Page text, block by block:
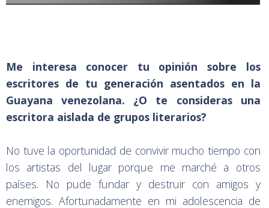
Me interesa conocer tu opinión sobre los
escritores de tu generación asentados en la
Guayana venezolana. ¿O te consideras una
escritora aislada de grupos literarios?
No tuve la oportunidad de convivir mucho tiempo con
los artistas del lugar porque me marché a otros
países. No pude fundar y destruir con amigos y
enemigos. Afortunadamente en mi adolescencia de